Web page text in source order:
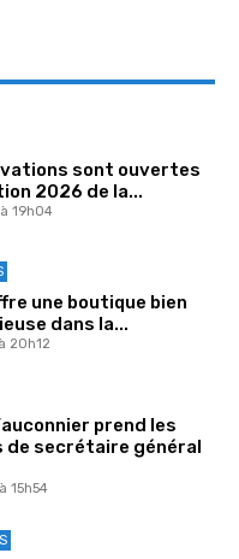
sont ouvertes
2026 de la...
19h04
une boutique bien
dans la...
20h12
prend les
secrétaire général
15h54